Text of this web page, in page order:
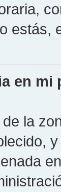
estás,
en
la